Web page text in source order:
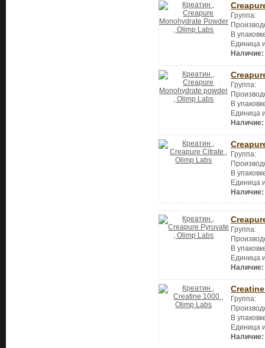
Группа:
В
Единица
Наличие:
Группа:
В
Единица
Наличие:
Группа:
В
Единица
Наличие:
Группа:
В
Единица
Наличие:
Группа:
В
Единица
Наличие: